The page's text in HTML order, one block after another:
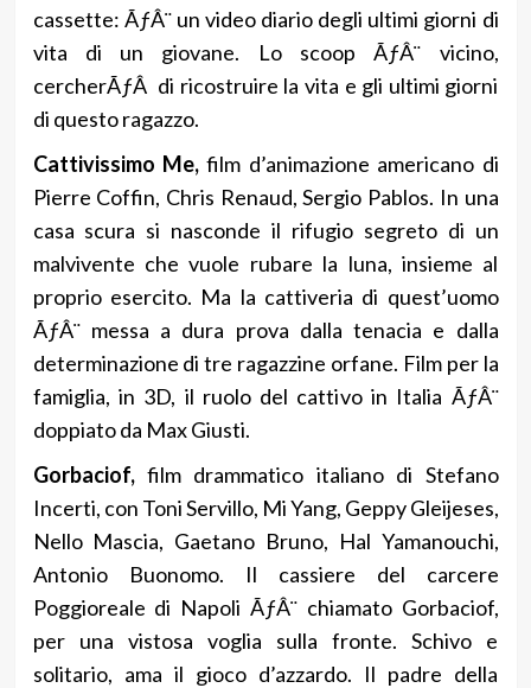
cassette: ÃƒÂ¨ un video diario degli ultimi giorni di
vita di un giovane. Lo scoop ÃƒÂ¨ vicino,
cercherÃƒÂ di ricostruire la vita e gli ultimi giorni
di questo ragazzo.
Cattivissimo Me,film d’animazione americano di
Pierre Coffin, Chris Renaud, Sergio Pablos. In una
casa scura si nasconde il rifugio segreto di un
malvivente che vuole rubare la luna, insieme al
proprio esercito. Ma la cattiveria di quest’uomo
ÃƒÂ¨ messa a dura prova dalla tenacia e dalla
determinazione di tre ragazzine orfane. Film per la
famiglia, in 3D, il ruolo del cattivo in Italia ÃƒÂ¨
doppiato da Max Giusti.
Gorbaciof,film drammatico italiano di Stefano
Incerti, con Toni Servillo, Mi Yang, Geppy Gleijeses,
Nello Mascia, Gaetano Bruno, Hal Yamanouchi,
Antonio Buonomo. Il cassiere del carcere
Poggioreale di Napoli ÃƒÂ¨ chiamato Gorbaciof,
per una vistosa voglia sulla fronte. Schivo e
solitario, ama il gioco d’azzardo. Il padre della